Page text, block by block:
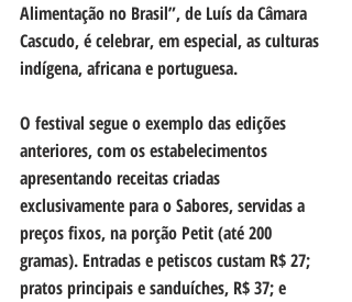
Alimentação no Brasil”, de Luís da Câmara
Cascudo, é celebrar, em especial, as culturas
indígena, africana e portuguesa.
O festival segue o exemplo das edições
anteriores, com os estabelecimentos
apresentando receitas criadas
exclusivamente para o Sabores, servidas a
preços fixos, na porção Petit (até 200
gramas). Entradas e petiscos custam R$ 27;
pratos principais e sanduíches, R$ 37; e